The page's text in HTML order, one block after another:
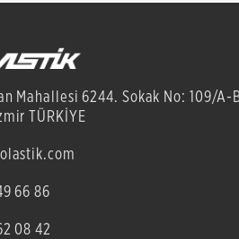
Mahallesi 6244. Sokak No: 109/A-
TÜRKİYE
66 86
08 42